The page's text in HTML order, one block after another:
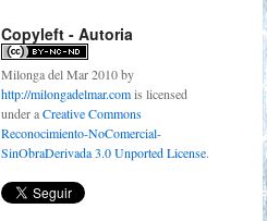
Copyleft - Autoria
Milonga del Mar 2010by
http://milongadelmar.comis licensed
under aCreative Commons
Reconocimiento-NoComercial-
SinObraDerivada 3.0 Unported License.